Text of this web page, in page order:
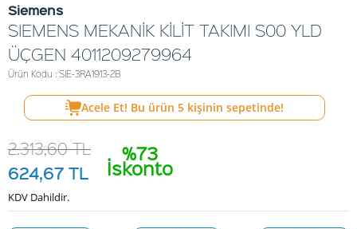
Siemens
SIEMENS MEKANİK KİLİT TAKIMI S00 YLD
ÜÇGEN 4011209279964
Ürün Kodu : SIE-3RA1913-2B
Acele Et! Bu ürün 5 kişinin sepetinde!
%73
İskonto
2.313,60TL
624,67 TL
KDV Dahildir.